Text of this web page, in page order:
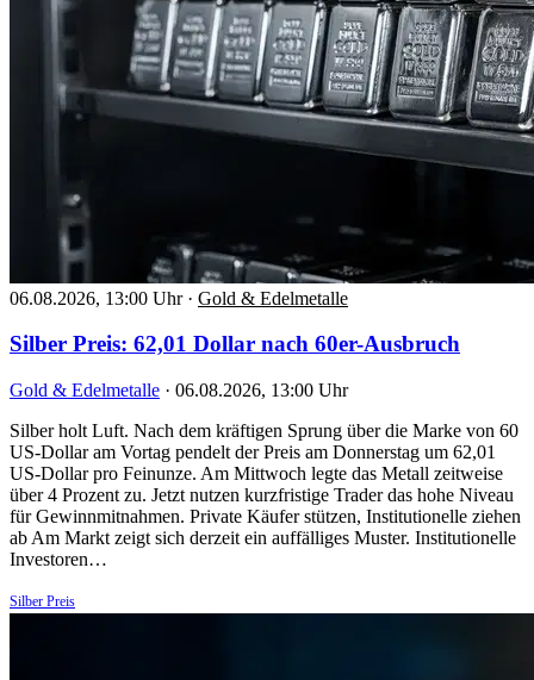
06.08.2026, 13:00 Uhr · Gold & Edelmetalle
Silber Preis: 62,01 Dollar nach 60er-Ausbruch
Gold & Edelmetalle · 06.08.2026, 13:00 Uhr
Silber holt Luft. Nach dem kräftigen Sprung über die Marke von 60
US-Dollar am Vortag pendelt der Preis am Donnerstag um 62,01
US-Dollar pro Feinunze. Am Mittwoch legte das Metall zeitweise
über 4 Prozent zu. Jetzt nutzen kurzfristige Trader das hohe Niveau
für Gewinnmitnahmen. Private Käufer stützen, Institutionelle ziehen
ab Am Markt zeigt sich derzeit ein auffälliges Muster. Institutionelle
Investoren…
Silber Preis